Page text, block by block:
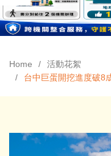
Home
活動花絮
台中巨蛋開挖進度破8